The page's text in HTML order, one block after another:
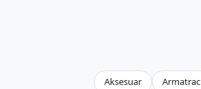
Aksesuar Armatrac